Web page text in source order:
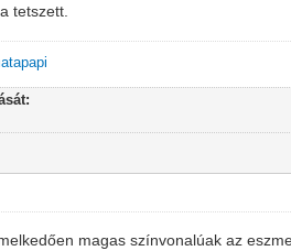
tetszett.
magas színvonalúak az